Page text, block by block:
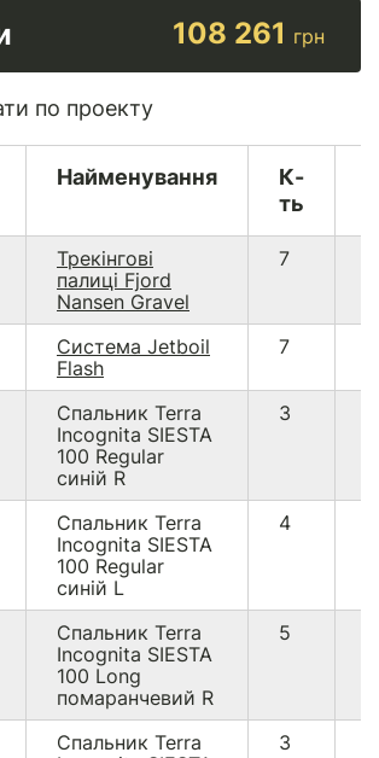
108 261 грн
по проекту
Найменування
К-
ть
Трекінгові
палиці Fjord
Nansen Gravel
7
Система Jetboil
Flash
7
Спальник Terra
Incognita SIESTA
100 Regular
синій R
3
Спальник Terra
Incognita SIESTA
100 Regular
синій L
4
Спальник Terra
Incognita SIESTA
100 Long
помаранчевий R
5
Спальник Terra
3